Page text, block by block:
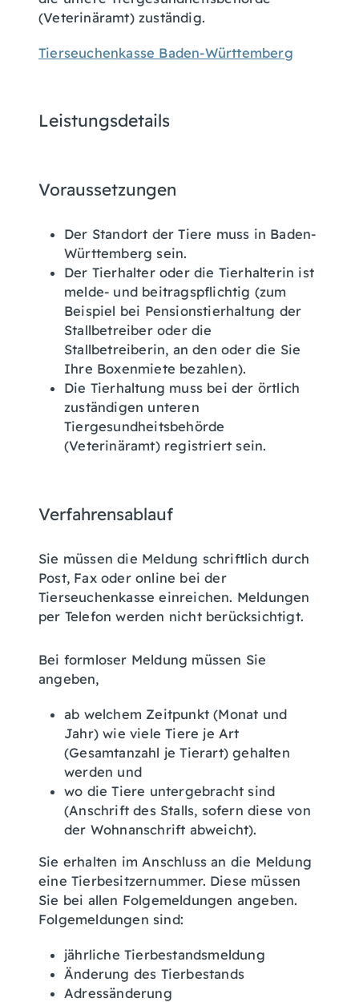
(Veterinäramt) zuständig.
Tierseuchenkasse Baden-Württemberg
Leistungsdetails
Voraussetzungen
Der Standort der Tiere muss in Baden-
Württemberg sein.
Der Tierhalter oder die Tierhalterin ist
melde- und beitragspflichtig (zum
Beispiel bei Pensionstierhaltung der
Stallbetreiber oder die
Stallbetreiberin, an den oder die Sie
Ihre Boxenmiete bezahlen).
Die Tierhaltung muss bei der örtlich
zuständigen unteren
Tiergesundheitsbehörde
(Veterinäramt) registriert sein.
Verfahrensablauf
Sie müssen die Meldung schriftlich durch
Post, Fax oder online bei der
Tierseuchenkasse einreichen. Meldungen
per Telefon werden nicht berücksichtigt.
Bei formloser Meldung müssen Sie
angeben,
ab welchem Zeitpunkt (Monat und
Jahr) wie viele Tiere je Art
(Gesamtanzahl je Tierart) gehalten
werden und
wo die Tiere untergebracht sind
(Anschrift des Stalls, sofern diese von
der Wohnanschrift abweicht).
Sie erhalten im Anschluss an die Meldung
eine Tierbesitzernummer. Diese müssen
Sie bei allen Folgemeldungen angeben.
Folgemeldungen sind:
jährliche Tierbestandsmeldung
Änderung des Tierbestands
Adressänderung